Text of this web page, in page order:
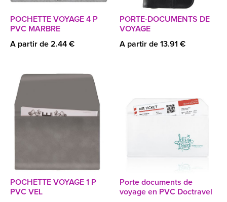
POCHETTE VOYAGE 4 P
PVC MARBRE
A partir de 2.44 €
PORTE-DOCUMENTS DE
VOYAGE
A partir de 13.91 €
POCHETTE VOYAGE 1 P
PVC VEL
Porte documents de
voyage en PVC Doctravel